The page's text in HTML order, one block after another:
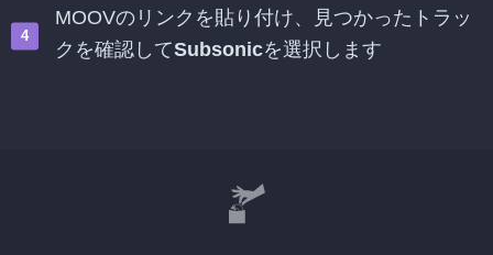
MOOVのリンクを貼り付け、見つかったトラッ
クを確認してSubsonicを選択します